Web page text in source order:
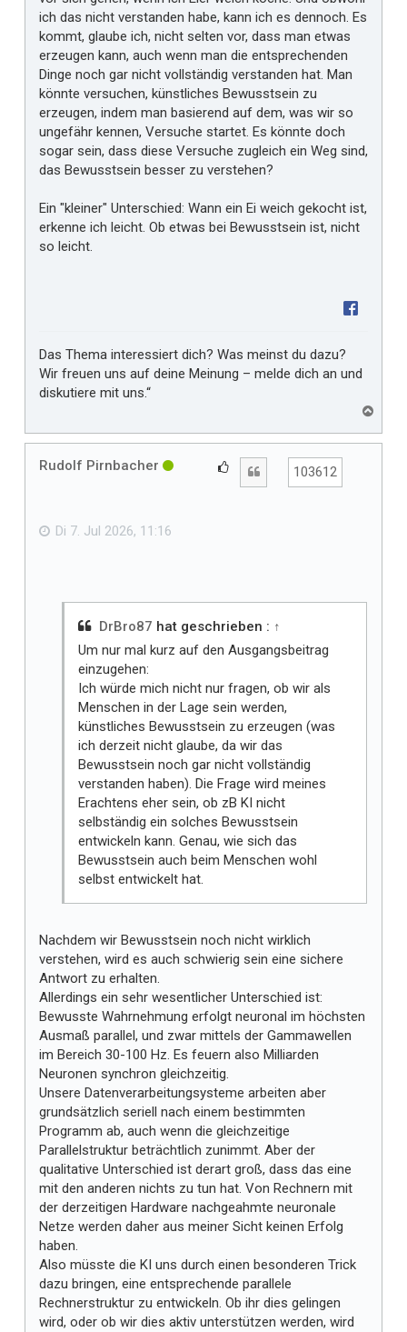
ich das nicht verstanden habe, kann ich es dennoch. Es
kommt, glaube ich, nicht selten vor, dass man etwas
erzeugen kann, auch wenn man die entsprechenden
Dinge noch gar nicht vollständig verstanden hat. Man
könnte versuchen, künstliches Bewusstsein zu
erzeugen, indem man basierend auf dem, was wir so
ungefähr kennen, Versuche startet. Es könnte doch
sogar sein, dass diese Versuche zugleich ein Weg sind,
das Bewusstsein besser zu verstehen?
Ein "kleiner" Unterschied: Wann ein Ei weich gekocht ist,
erkenne ich leicht. Ob etwas bei Bewusstsein ist, nicht
so leicht.
Das Thema interessiert dich? Was meinst du dazu?
Wir freuen uns auf deine Meinung – melde dich an und
diskutiere mit uns.“
c
Rudolf Pirnbacher
m
i
r
103612
Di 7. Jul 2026, 11:16
DrBro87 hat geschrieben : ↑
Um nur mal kurz auf den Ausgangsbeitrag
einzugehen:
Ich würde mich nicht nur fragen, ob wir als
Menschen in der Lage sein werden,
künstliches Bewusstsein zu erzeugen (was
ich derzeit nicht glaube, da wir das
Bewusstsein noch gar nicht vollständig
verstanden haben). Die Frage wird meines
Erachtens eher sein, ob zB KI nicht
selbständig ein solches Bewusstsein
entwickeln kann. Genau, wie sich das
Bewusstsein auch beim Menschen wohl
selbst entwickelt hat.
Nachdem wir Bewusstsein noch nicht wirklich
verstehen, wird es auch schwierig sein eine sichere
Antwort zu erhalten.
Allerdings ein sehr wesentlicher Unterschied ist:
Bewusste Wahrnehmung erfolgt neuronal im höchsten
Ausmaß parallel, und zwar mittels der Gammawellen
im Bereich 30-100 Hz. Es feuern also Milliarden
Neuronen synchron gleichzeitig.
Unsere Datenverarbeitungsysteme arbeiten aber
grundsätzlich seriell nach einem bestimmten
Programm ab, auch wenn die gleichzeitige
Parallelstruktur beträchtlich zunimmt. Aber der
qualitative Unterschied ist derart groß, dass das eine
mit den anderen nichts zu tun hat. Von Rechnern mit
der derzeitigen Hardware nachgeahmte neuronale
Netze werden daher aus meiner Sicht keinen Erfolg
haben.
Also müsste die KI uns durch einen besonderen Trick
dazu bringen, eine entsprechende parallele
Rechnerstruktur zu entwickeln. Ob ihr dies gelingen
wird, oder ob wir dies aktiv unterstützen werden, wird